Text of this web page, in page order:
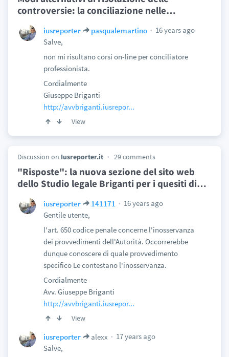
controversie: la conciliazione nelle…
iusreporter pasqualemartino
16 years ago
Salve,
non mi risultano corsi on-line per conciliatore
professionista.
Cordialmente
Giuseppe Briganti
http://avvbriganti.iusrepor...
View
Discussion on Iusreporter.it 29 comments
"Risposte": la nuova sezione del sito web
dello Studio legale Briganti per i quesiti di…
iusreporter 141171
16 years ago
Gentile utente,
l'art. 650 codice penale concerne l'inosservanza
dei provvedimenti dell'Autorità. Occorrerebbe
dunque conoscere di quale provvedimento
specifico Le contestano l'inosservanza.
Cordialmente
Avv. Giuseppe Briganti
http://avvbriganti.iusrepor...
View
iusreporter alexx
17 years ago
Salve,